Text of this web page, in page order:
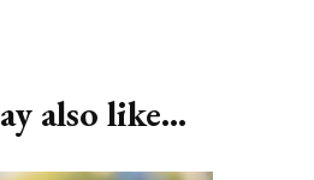
also like...